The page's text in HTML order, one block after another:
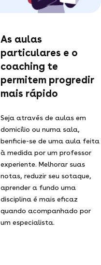
As aulas
particulares e o
coaching te
permitem progredir
mais rápido
Seja através de aulas em
domicílio ou numa sala,
benficie-se de uma aula feita
à medida por um professor
experiente. Melhorar suas
notas, reduzir seu sotaque,
aprender a fundo uma
disciplina é mais eficaz
quando acompanhado por
um especialista.